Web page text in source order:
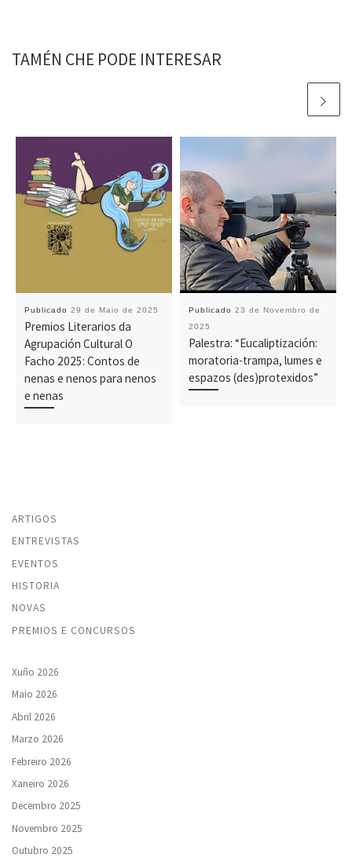
TAMÉN CHE PODE INTERESAR
Publicado 29 de Maio de 2025
Premios Literarios da
Agrupación Cultural O
Facho 2025: Contos de
nenas e nenos para nenos
e nenas
Publicado 23 de Novembro de
2025
Palestra: “Eucaliptización:
moratoria-trampa, lumes e
espazos (des)protexidos”
ARTIGOS
ENTREVISTAS
EVENTOS
HISTORIA
NOVAS
PREMIOS E CONCURSOS
Xuño 2026
Maio 2026
Abril 2026
Marzo 2026
Febreiro 2026
Xaneiro 2026
Decembro 2025
Novembro 2025
Outubro 2025